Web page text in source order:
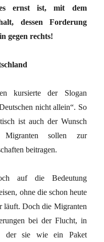
ernst ist, mit dem
dessen Forderung
gegen rechts!
kursierte der Slogan
nicht allein“. So
ist auch der Wunsch
sollen zur
beitragen.
auf die Bedeutung
ohne die schon heute
läuft. Doch die Migranten
bei der Flucht, in
der sie wie ein Paket